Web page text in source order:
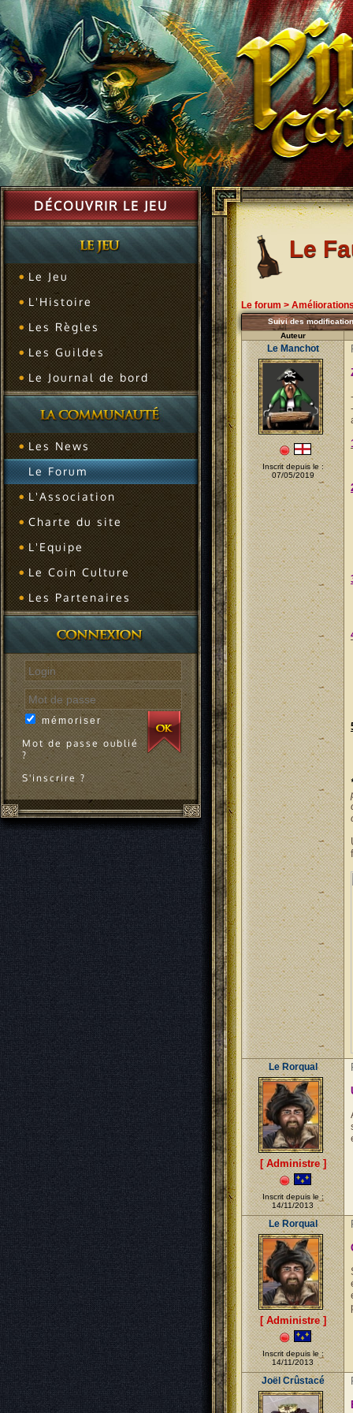
DÉCOUVRIR LE JEU
Le Jeu
L'Histoire
Les Règles
Les Guildes
Le Journal de bord
Les News
Le Forum
L'Association
Charte du site
L'Equipe
Le Coin Culture
Les Partenaires
mémoriser
Mot de passe oublié
?
S'inscrire ?
Le
Le forum >
Suivi des
Auteur
Le Manchot
Inscrit depuis le :
07/05/2019
Le Rorqual
[ Administre ]
Inscrit depuis le :
14/11/2013
Le Rorqual
[ Administre ]
Inscrit depuis le :
14/11/2013
Joël Crûstacé